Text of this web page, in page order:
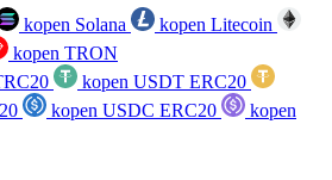
kopen Solana
kopen Litecoin
kopen TRON
kopen USDT ERC20
kopen USDC ERC20
kopen